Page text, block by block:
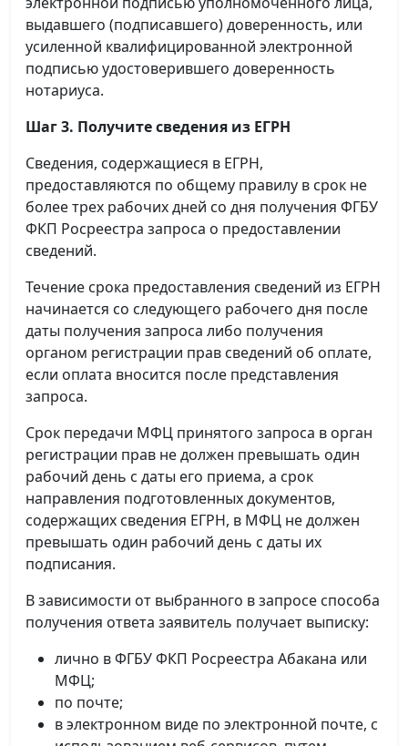
выдавшего (подписавшего) доверенность, или
усиленной квалифицированной электронной
подписью удостоверившего доверенность
нотариуса.
Шаг 3. Получите сведения из ЕГРН
Сведения, содержащиеся в ЕГРН,
предоставляются по общему правилу в срок не
более трех рабочих дней со дня получения ФГБУ
ФКП Росреестра запроса о предоставлении
сведений.
Течение срока предоставления сведений из ЕГРН
начинается со следующего рабочего дня после
даты получения запроса либо получения
органом регистрации прав сведений об оплате,
если оплата вносится после представления
запроса.
Срок передачи МФЦ принятого запроса в орган
регистрации прав не должен превышать один
рабочий день с даты его приема, а срок
направления подготовленных документов,
содержащих сведения ЕГРН, в МФЦ не должен
превышать один рабочий день с даты их
подписания.
В зависимости от выбранного в запросе способа
получения ответа заявитель получает выписку:
лично в ФГБУ ФКП Росреестра Абакана или
МФЦ;
по почте;
в электронном виде по электронной почте, с